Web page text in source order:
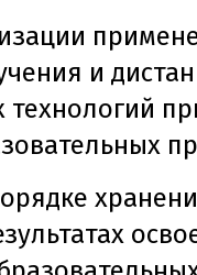
и
технологий